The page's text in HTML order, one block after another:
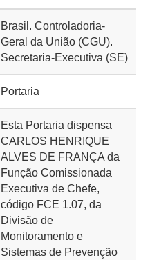
Brasil. Controladoria-
Geral da União (CGU).
Secretaria-Executiva (SE)
Portaria
Esta Portaria dispensa
CARLOS HENRIQUE
ALVES DE FRANÇA da
Função Comissionada
Executiva de Chefe,
código FCE 1.07, da
Divisão de
Monitoramento e
Sistemas de Prevenção